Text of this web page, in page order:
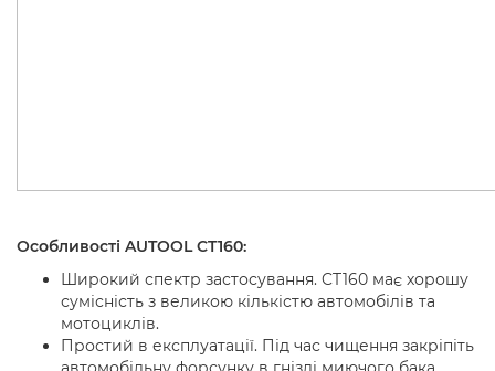
Особливості AUTOOL CT160:
Широкий спектр застосування. CT160 має хорошу
сумісність з великою кількістю автомобілів та
мотоциклів.
Простий в експлуатації. Під час чищення закріпіть